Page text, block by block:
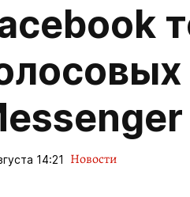
14:21 Новости